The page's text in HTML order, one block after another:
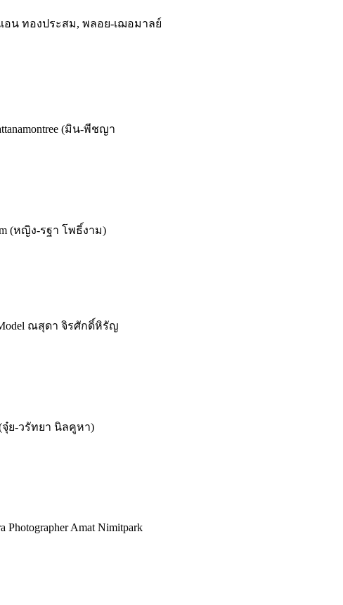
แอน ทองประสม, พลอย-เฌอมาลย์
(มิน-พีชญา
(หญิง-รฐา โพธิ์งาม)
Model ณสุดา จิรศักดิ์หิรัญ
(จุ๋ย-วรัทยา นิลคูหา)
Amat Nimitpark